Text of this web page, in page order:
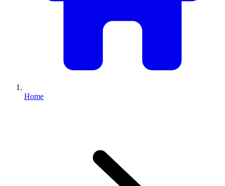
Home